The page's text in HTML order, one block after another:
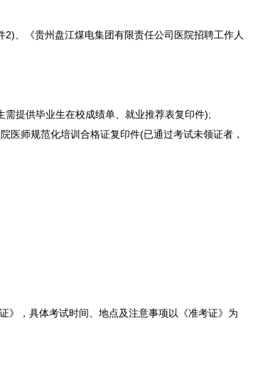
2)、《贵州盘江煤电集团有限责任公司医院招聘工作人
提供毕业生在校成绩单、就业推荐表复印件);
医师规范化培训合格证复印件(已通过考试未领证者，
》，具体考试时间、地点及注意事项以《准考证》为